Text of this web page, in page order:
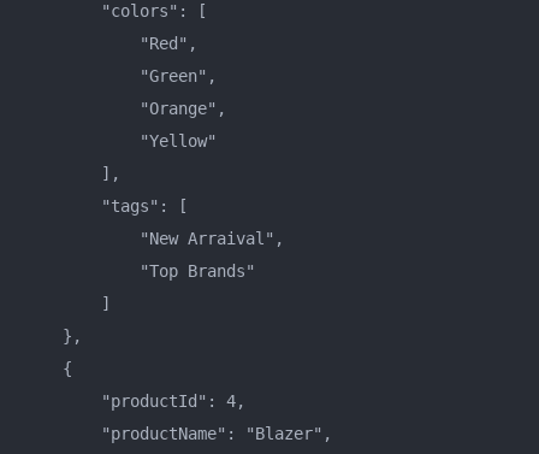
        "colors": [
            "Red",
            "Green",
            "Orange",
            "Yellow"
        ],
        "tags": [
            "New Arraival",
            "Top Brands"
        ]
    },
    {
        "productId": 4,
        "productName": "Blazer",